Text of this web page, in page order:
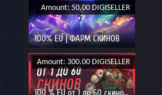
Amount: 50.00 DIGISELLER
100% EU | ФАРМ СКИНОВ
Amount: 300.00 DIGISELLER
100 % EU от 1 до 60 скинов | Может упасть ЖИР